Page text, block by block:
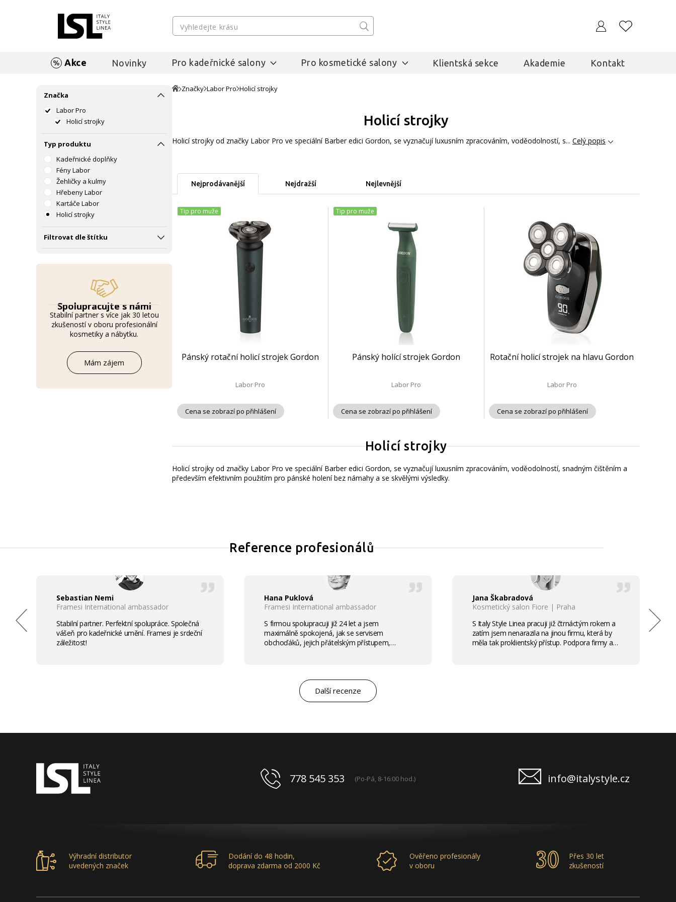
Akce Novinky Pro kadeřnické salony Pro kosmetické salony Klientská sekce Akademie Kontakt
Značka
Labor Pro
Holicí strojky
Typ produktu
Kadeřnické doplňky
Fény Labor
Žehličky a kulmy
Hřebeny Labor
Kartáče Labor
Holicí strojky
Filtrovat dle štítku
Spolupracujte s námi
Stabilní partner s více jak 30 letou
zkušeností v oboru profesionální
kosmetiky a nábytku.
Mám zájem
Značky Labor Pro Holicí strojky
Holicí strojky
Holicí strojky od značky Labor Pro ve speciální Barber edici Gordon, se vyznačují luxusním zpracováním, voděodolností, s... Celý popis
Nejprodávanější Nejdražší Nejlevnější
Tip pro muže
Pánský rotační holicí strojek Gordon
Labor Pro
Cena se zobrazí po přihlášení
Tip pro muže
Pánský holící strojek Gordon
Labor Pro
Cena se zobrazí po přihlášení
Rotační holicí strojek na hlavu Gordon
Labor Pro
Cena se zobrazí po přihlášení
Holicí strojky
Holicí strojky od značky Labor Pro ve speciální Barber edici Gordon, se vyznačují luxusním zpracováním, voděodolností, snadným čištěním a
především efektivním použitím pro pánské holení bez námahy a se skvělými výsledky.
Reference profesionálů
Sebastian Nemi
Framesi International ambassador
Stabilní partner. Perfektní spolupráce. Společná
vášeň pro kadeřnické umění. Framesi je srdeční
záležitost!
Hana Puklová
Framesi International ambassador
S firmou spolupracuji již 24 let a jsem
maximálně spokojená, jak se servisem
obchoďáků, jejich přátelským přístupem,
marketingovým servisem. Pro mě je to po těch
letech „druhá rodina“. Myslím, že ty roky
spolupráce mluví za vše.
Jana Škabradová
Kosmetický salon Fiore | Praha
S Italy Style Linea pracuji již čtrnáctým rokem a
zatím jsem nenarazila na jinou firmu, která by
měla tak proklientský přístup. Podpora firmy a
Další recenze
778 545 353 (Po-Pá, 8-16:00 hod.) info@italystyle.cz
Výhradní distributor
uvedených značek
Dodání do 48 hodin,
doprava zdarma od 2000 Kč
Ověřeno profesionály
v oboru
Přes 30 let
zkušeností